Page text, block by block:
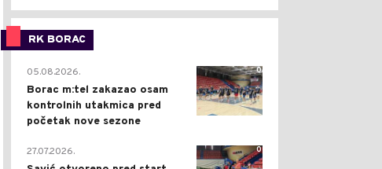
RK BORAC
0
05.08.2026.
Borac m:tel zakazao osam
kontrolnih utakmica pred
početak nove sezone
0
27.07.2026.